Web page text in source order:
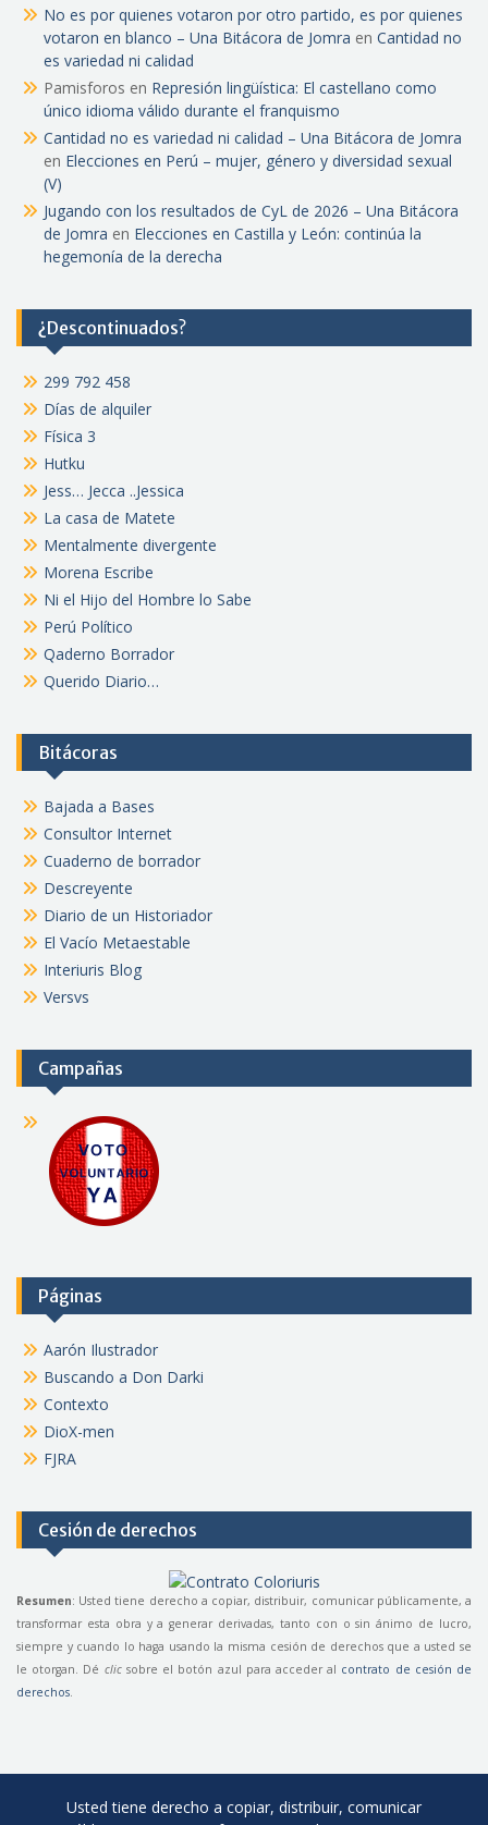
No es por quienes votaron por otro partido, es por quienes
votaron en blanco – Una Bitácora de Jomra en Cantidad no
es variedad ni calidad
Pamisforos en Represión lingüística: El castellano como
único idioma válido durante el franquismo
Cantidad no es variedad ni calidad – Una Bitácora de Jomra
en Elecciones en Perú – mujer, género y diversidad sexual
(V)
Jugando con los resultados de CyL de 2026 – Una Bitácora
de Jomra en Elecciones en Castilla y León: continúa la
hegemonía de la derecha
¿Descontinuados?
299 792 458
Días de alquiler
Física 3
Hutku
Jess… Jecca ..Jessica
La casa de Matete
Mentalmente divergente
Morena Escribe
Ni el Hijo del Hombre lo Sabe
Perú Político
Qaderno Borrador
Querido Diario…
Bitácoras
Bajada a Bases
Consultor Internet
Cuaderno de borrador
Descreyente
Diario de un Historiador
El Vacío Metaestable
Interiuris Blog
Versvs
Campañas
Páginas
Aarón Ilustrador
Buscando a Don Darki
Contexto
DioX-men
FJRA
Cesión de derechos
Resumen: Usted tiene derecho a copiar, distribuir, comunicar públicamente, a
transformar esta obra y a generar derivadas, tanto con o sin ánimo de lucro,
siempre y cuando lo haga usando la misma cesión de derechos que a usted se
le otorgan. Dé clicsobre el botón azul para acceder al contrato de cesión de
derechos.
Usted tiene derecho a copiar, distribuir, comunicar